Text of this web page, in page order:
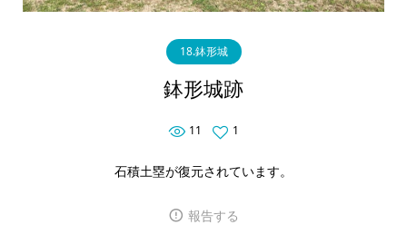
18.鉢形城
鉢形城跡
11 1
石積土塁が復元されています。
報告する